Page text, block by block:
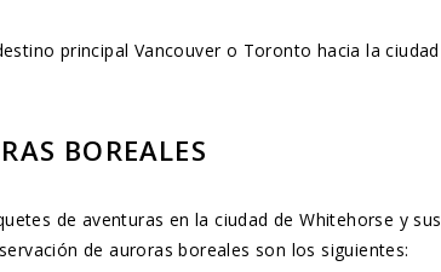
principal Vancouver o Toronto hacia la ciudad
BOREALES
de aventuras en la ciudad de Whitehorse y sus
de auroras boreales son los siguientes: